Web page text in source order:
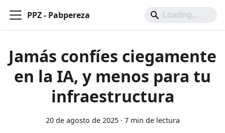
PPZ - Pabpereza
Jamás confíes ciegamente
en la IA, y menos para tu
infraestructura
20 de agosto de 2025· 7 min de lectura